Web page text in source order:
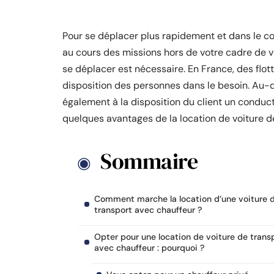
Pour se déplacer plus rapidement et dans le
au cours des missions hors de votre cadre de
se déplacer est nécessaire. En France, des
disposition des personnes dans le besoin.
également à la disposition du client un
quelques avantages de la location de voiture
Sommaire
Comment marche la location d’une voiture
transport avec chauffeur ?
Opter pour une location de voiture de
avec chauffeur : pourquoi ?